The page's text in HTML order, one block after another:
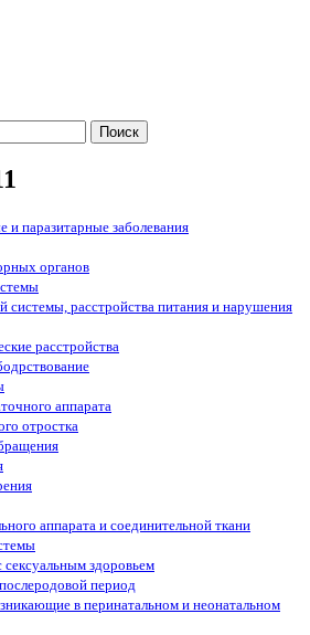
паразитарные заболевания
органов
системы, расстройства питания и нарушения
расстройства
аппарата
отростка
аппарата и соединительной ткани
сексуальным здоровьем
период
в перинатальном и неонатальном